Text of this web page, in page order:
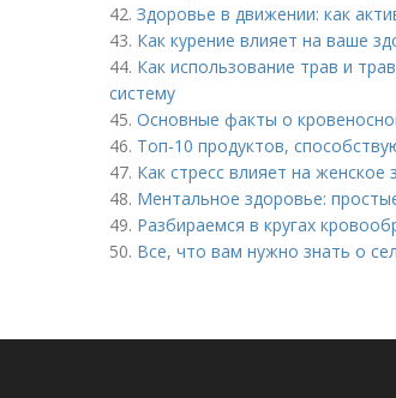
42. Здоровье в движении: как
43. Как курение влияет на ваше
44. Как использование трав и
систему
45. Основные факты о
46. Топ-10 продуктов,
47. Как стресс влияет на
48. Ментальное здоровье:
49. Разбираемся в кругах
50. Все, что вам нужно знать о